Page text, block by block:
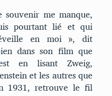
me manque,
pourtant lié et qui
en moi », dit
dans son film que
en lisant Zweig,
et les autres que
1931, retrouve le fil